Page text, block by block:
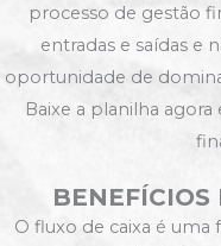
processo de gestão
entradas e saídas e
oportunidade de
Baixe a planilha
BENEFÍCIOS
O fluxo de caixa é uma